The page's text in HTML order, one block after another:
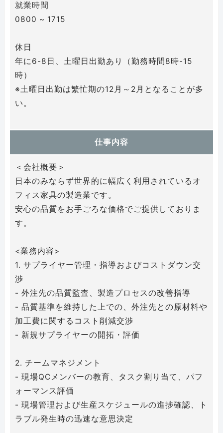
就業時間
0800 ~ 1715
休日
年に6-8日、土曜日出勤あり（勤務時間8時-15
時）
※土曜日出勤は繁忙期の12月～2月となることが多
い。
仕事内容
＜会社概要＞
日本のみならず世界的に幅広く利用されているオ
フィス家具の製造業です。
安心の品質をお手ごろな価格でご提供しておりま
す。
<業務内容>
1. サプライヤー管理・指導およびコストダウン交
渉
- 外注先の品質監査、製造プロセスの改善指導
- 品質基準を維持した上での、外注先との原材料や
加工費に関するコスト削減交渉
- 新規サプライヤーの開拓・評価
2. チームマネジメント
- 現場QCメンバーの教育、タスク割り当て、パフ
ォーマンス評価
- 現場管理および生産スケジュールの進捗確認、ト
ラブル発生時の迅速な意思決定